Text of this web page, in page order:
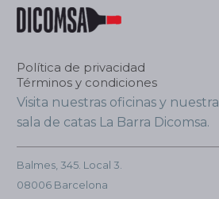
Política de privacidad
Términos y condiciones
Visita nuestras oficinas y nuestra
sala de catas La Barra Dicomsa.
Balmes, 345. Local 3.
08006 Barcelona